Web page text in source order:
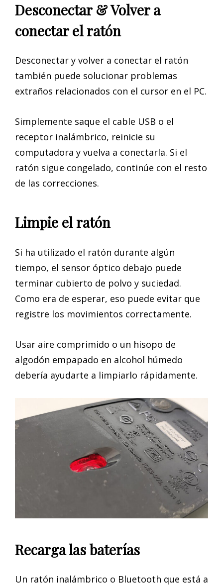
Desconectar & Volver a
conectar el ratón
Desconectar y volver a conectar el ratón
también puede solucionar problemas
extraños relacionados con el cursor en el PC.
Simplemente saque el cable USB o el
receptor inalámbrico, reinicie su
computadora y vuelva a conectarla. Si el
ratón sigue congelado, continúe con el resto
de las correcciones.
Limpie el ratón
Si ha utilizado el ratón durante algún
tiempo, el sensor óptico debajo puede
terminar cubierto de polvo y suciedad.
Como era de esperar, eso puede evitar que
registre los movimientos correctamente.
Usar aire comprimido o un hisopo de
algodón empapado en alcohol húmedo
debería ayudarte a limpiarlo rápidamente.
Recarga las baterías
Un ratón inalámbrico o Bluetooth que está a